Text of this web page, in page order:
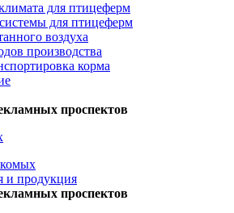
для птицеферм
для птицеферм
воздуха
производства
корма
проспектов
и продукция
проспектов